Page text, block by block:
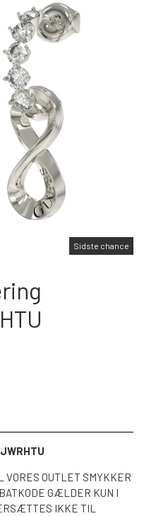
URE
Sidste chance
VORES OUTLET SMYKKER
GÆLDER KUN I
IKKE TIL